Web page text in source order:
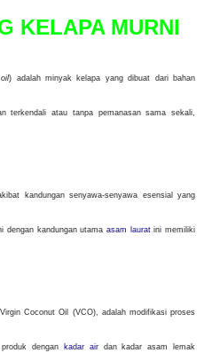
KELAPA MURNI
) adalah minyak kelapa yang dibuat dari bahan
terkendali atau tanpa pemanasan sama sekali,
kandungan senyawa-senyawa esensial yang
dengan kandungan utama asam lauratini memiliki
Coconut Oil (VCO), adalah modifikasi proses
dengan kadar airdan kadar asam lemak